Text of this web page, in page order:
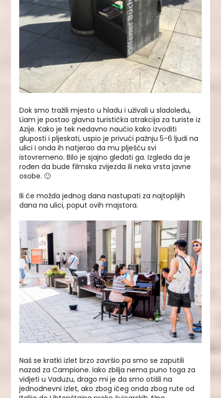
Dok smo tražili mjesto u hladu i uživali u sladoledu,
Liam je postao glavna turistička atrakcija za turiste iz
Azije. Kako je tek nedavno naučio kako izvoditi
gluposti i pljeskati, uspio je privući pažnju 5-6 ljudi na
ulici i onda ih natjerao da mu plješću svi
istovremeno. Bilo je sjajno gledati ga. Izgleda da je
rođen da bude filmska zvijezda ili neka vrsta javne
osobe. 🙂
Ili će možda jednog dana nastupati za najtoplijih
dana na ulici, poput ovih majstora.
Naš se kratki izlet brzo završio pa smo se zaputili
nazad za Campione. Iako zbilja nema puno toga za
vidjeti u Vaduzu, drago mi je da smo otišli na
jednodnevni izlet, ako zbog ičeg onda zbog rute od